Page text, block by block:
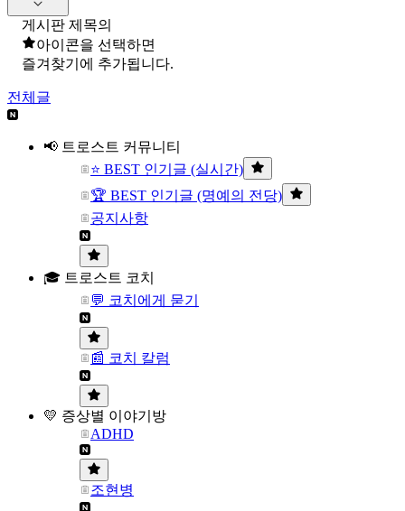
게시판 제목의
아이콘을 선택하면
즐겨찾기에 추가됩니다.
전체글
📢 트로스트 커뮤니티
⭐ BEST 인기글 (실시간)
🏆 BEST 인기글 (명예의 전당)
공지사항
🎓 트로스트 코치
💬 코치에게 묻기
📰 코치 칼럼
💛 증상별 이야기방
ADHD
조현병